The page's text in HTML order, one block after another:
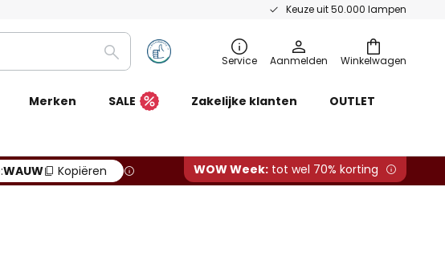
Keuze uit 50.000 lampen
Winkelwagen
Zoeken Service Aanmelden
Merken SALE Zakelijke klanten OUTLET
WAUW Kopiëren WOW Week: tot wel 70% korting